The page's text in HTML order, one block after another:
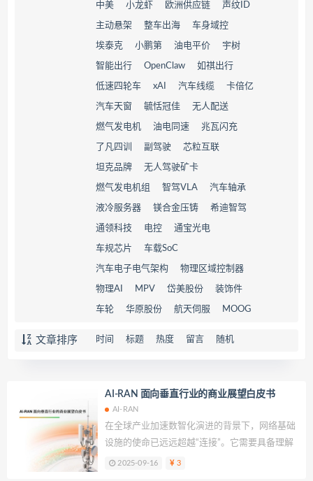
中美 小龙虾 欧洲供应链 声纹ID
主动悬架 整车出海 车身域控
埃泰克 小鹏第 油电平价 宇树
智能出行 OpenClaw 如祺出行
低速四轮车 xAI 汽车线缆 卡倍亿
汽车天窗 毓恬冠佳 无人配送
燃气发电机 油电同速 兆瓦闪充
了凡四训 副驾驶 芯粒互联
坦克品牌 无人驾驶矿卡
燃气发电机组 智驾VLA 汽车轴承
液冷服务器 镁合金压铸 希迪智驾
通领科技 电控 通宝光电
车规芯片 车载SoC
汽车电子电气架构 物理区域控制器
物理AI MPV 岱美股份 装饰件
车轮 华原股份 航天伺服 MOOG
文章排序 时间 标题 热度 留言 随机
AI-RAN 面向垂直行业的商业展望白皮书
AI-RAN
在全球产业加速数智化演进的背景下，网络基础
设施的使命已远远超越“连接”。它需要具备理解
业务的敏锐度、支撑创新的灵活性，以及推动产
2025-09-16 3